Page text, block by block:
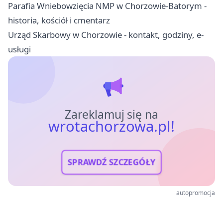
Parafia Wniebowzięcia NMP w Chorzowie-Batorym -
historia, kościół i cmentarz
Urząd Skarbowy w Chorzowie - kontakt, godziny, e-
usługi
Zareklamuj się na
wrotachorzowa.pl!
SPRAWDŹ SZCZEGÓŁY
autopromocja